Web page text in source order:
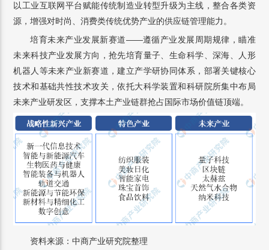
以工业互联网平台赋能传统制造业转型升级为主线，整合各类资
源，增强对时尚、消费类传统优势产业的供应链管理能力。
培育未来产业发展新赛道——遵循产业发展周期规律，瞄准
未来科技产业发展方向，抢先培育量子、生命科学、深海、人形
机器人等未来产业新赛道，建立产学研协同体系，部署关键核心
技术和基础共性技术攻关，依托大科学装置和科研院所集中布局
未来产业研发区，支撑本土产业链群抢占国际市场价值链顶端。
资料来源：中商产业研究院整理